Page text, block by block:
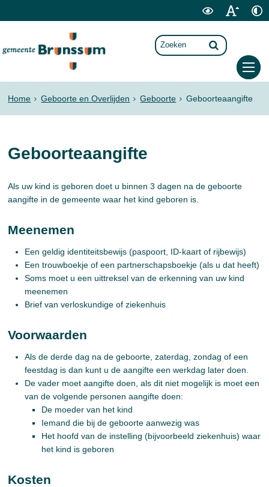
Home Geboorte en Overlijden Geboorte Geboorteaangifte
Geboorteaangifte
Als uw kind is geboren doet u binnen 3 dagen na de geboorte
aangifte in de gemeente waar het kind geboren is.
Meenemen
Een geldig identiteitsbewijs (paspoort, ID-kaart of rijbewijs)
Een trouwboekje of een partnerschapsboekje (als u dat heeft)
Soms moet u een uittreksel van de erkenning van uw kind
meenemen
Brief van verloskundige of ziekenhuis
Voorwaarden
Als de derde dag na de geboorte, zaterdag, zondag of een
feestdag is dan kunt u de aangifte een werkdag later doen.
De vader moet aangifte doen, als dit niet mogelijk is moet een
van de volgende personen aangifte doen:
De moeder van het kind
Iemand die bij de geboorte aanwezig was
Het hoofd van de instelling (bijvoorbeeld ziekenhuis) waar
het kind is geboren
Kosten